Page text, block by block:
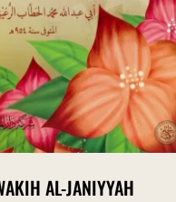
AL-JANIYYAH